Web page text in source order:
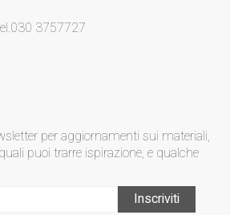
3757727
per aggiornamenti sui materiali,
puoi trarre ispirazione, e qualche